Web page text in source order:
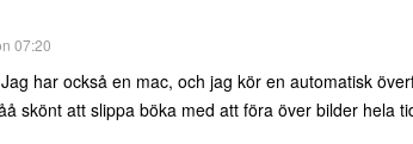
07:20
har också en mac, och jag kör en automatisk
skönt att slippa böka med att föra över bilder hela